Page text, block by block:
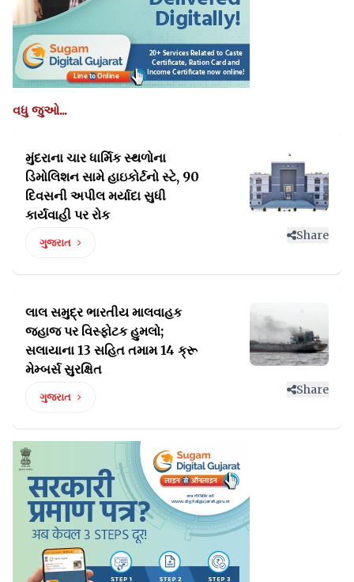
વધુ જુઓ...
મુંદરાના ચાર ધાર્મિક સ્થળોના
ડિમોલિશન સામે હાઇકોર્ટનો સ્ટે, 90
દિવસની અપીલ મર્યાદા સુધી
કાર્યવાહી પર રોક
ગુજરાત
Share
લાલ સમુદ્ર ભારતીય માલવાહક
જહાજ પર વિસ્ફોટક હુમલો;
સલાયાના 13 સહિત તમામ 14 ક્રૂ
મેમ્બર્સ સુરક્ષિત
ગુજરાત
Share